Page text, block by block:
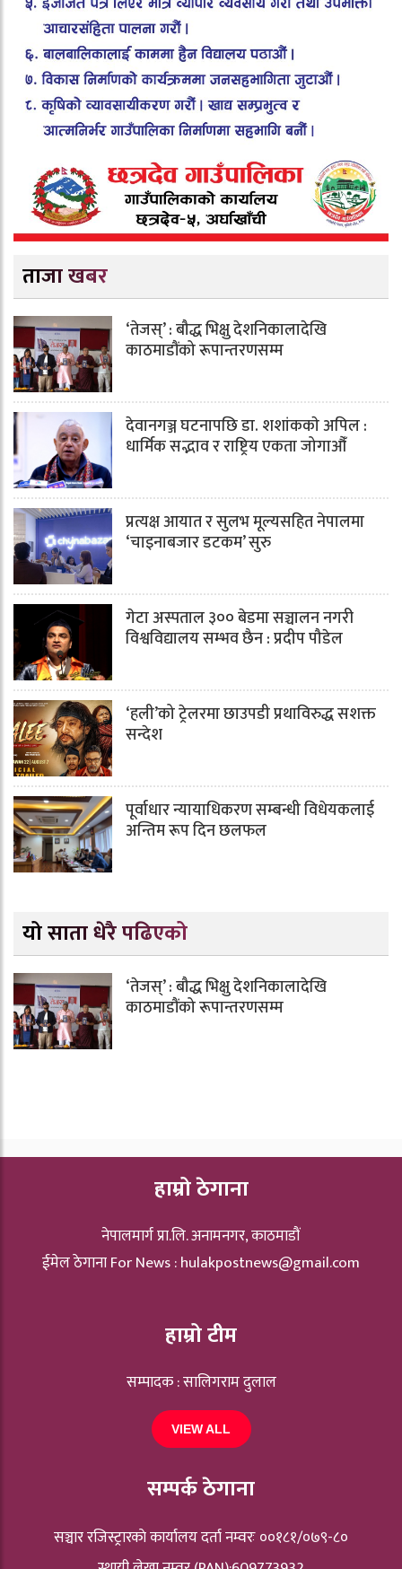
ताजा खबर
‘तेजस्’ : बौद्ध भिक्षु देशनिकालादेखि
काठमाडौंको रूपान्तरणसम्म
देवानगञ्ज घटनापछि डा. शशांककाे अपिल :
धार्मिक सद्भाव र राष्ट्रिय एकता जोगाऔँ
प्रत्यक्ष आयात र सुलभ मूल्यसहित नेपालमा
‘चाइनाबजार डटकम’ सुरु
गेटा अस्पताल ३०० बेडमा सञ्चालन नगरी
विश्वविद्यालय सम्भव छैन : प्रदीप पौडेल
‘हली’को ट्रेलरमा छाउपडी प्रथाविरुद्ध सशक्त
सन्देश
पूर्वाधार न्यायाधिकरण सम्बन्धी विधेयकलाई
अन्तिम रूप दिन छलफल
यो साता धेरै पढिएको
‘तेजस्’ : बौद्ध भिक्षु देशनिकालादेखि
काठमाडौंको रूपान्तरणसम्म
हाम्रो ठेगाना
नेपालमार्ग प्रा.लि. अनामनगर, काठमाडौं
ईमेल ठेगाना For News :hulakpostnews@gmail.com
हाम्रो टीम
सम्पादक : सालिगराम दुलाल
VIEW ALL
सम्पर्क ठेगाना
सञ्चार रजिस्ट्रारकाे कार्यालय दर्ता नम्वरः ००१८१/०७९-८०